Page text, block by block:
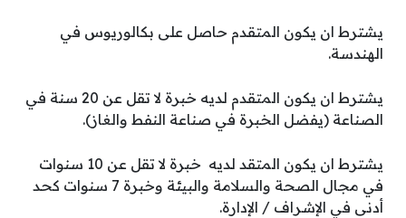
يشترط ان يكون المتقدم حاصل على بكالوريوس في
الهندسة.
يشترط ان يكون المتقدم لديه خبرة لا تقل عن 20 سنة في
الصناعة (يفضل الخبرة في صناعة النفط والغاز).
يشترط ان يكون المتقد لديه خبرة لا تقل عن 10 سنوات
في مجال الصحة والسلامة والبيئة وخبرة 7 سنوات كحد
أدنى في الإشراف / الإدارة.